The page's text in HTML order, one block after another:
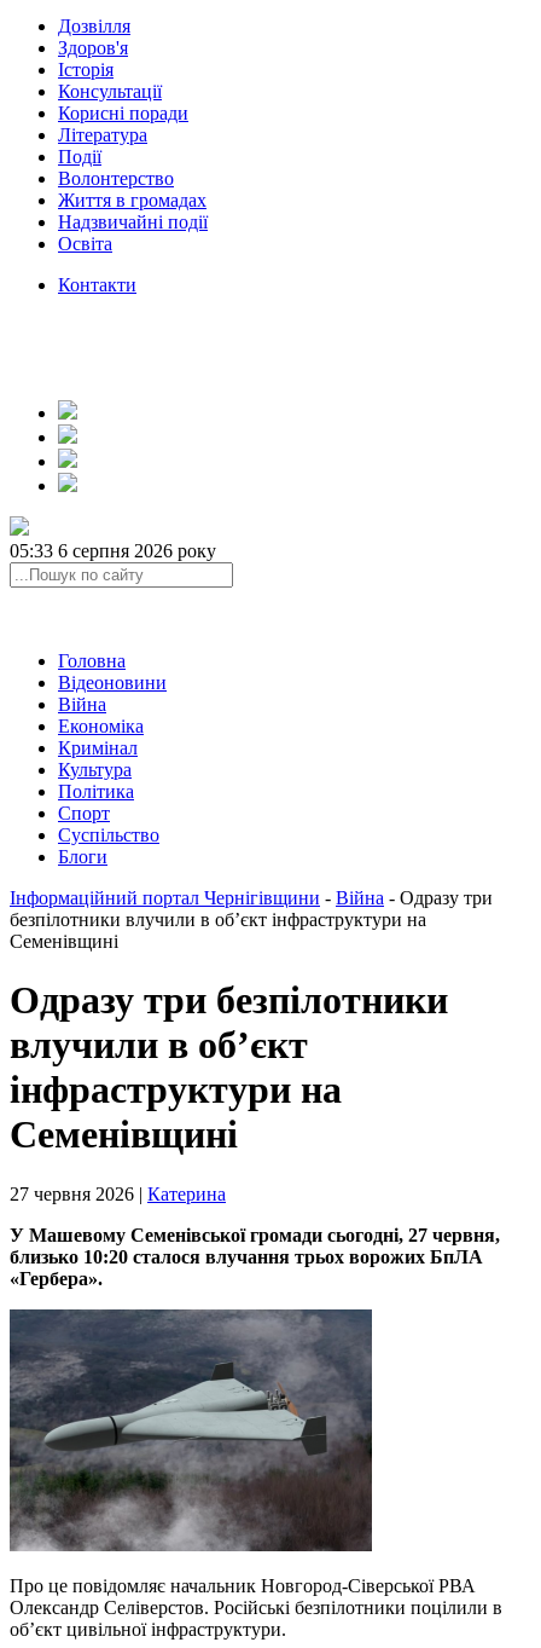
Дозвілля
Здоров'я
Історія
Консультації
Корисні поради
Література
Події
Волонтерство
Життя в громадах
Надзвичайні події
Освіта
Контакти
05:33 6 серпня 2026 року
Головна
Відеоновини
Війна
Економіка
Кримінал
Культура
Політика
Спорт
Суспільство
Блоги
Інформаційний портал Чернігівщини - Війна - Одразу три
безпілотники влучили в об’єкт інфраструктури на
Семенівщині
Одразу три безпілотники
влучили в об’єкт
інфраструктури на
Семенівщині
27 червня 2026 | Катерина
У Машевому Семенівської громади сьогодні, 27 червня,
близько 10:20 сталося влучання трьох ворожих БпЛА
«Гербера».
Про це повідомляє начальник Новгород-Сіверської РВА
Олександр Селіверстов. Російські безпілотники поцілили в
об’єкт цивільної інфраструктури.